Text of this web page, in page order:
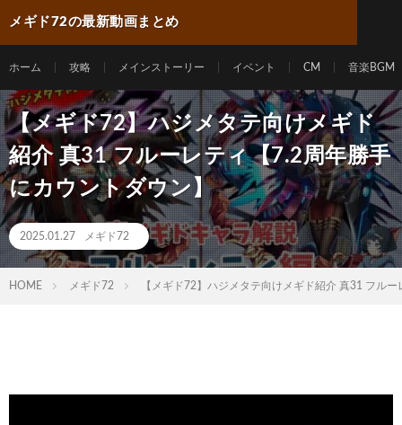
メギド72の最新動画まとめ
ホーム 攻略 メインストーリー イベント CM 音楽BGM
【メギド72】ハジメタテ向けメギド
紹介 真31 フルーレティ【7.2周年勝手
にカウントダウン】
2025.01.27 メギド72
HOME メギド72 【メギド72】ハジメタテ向けメギド紹介 真31 フル